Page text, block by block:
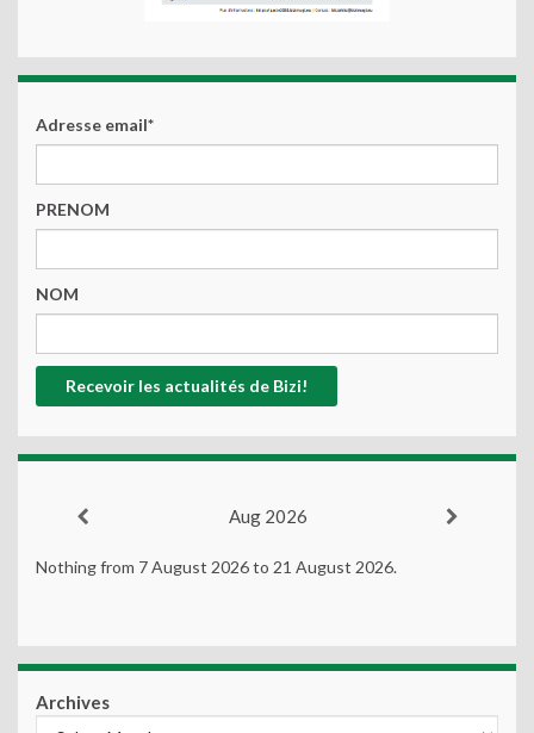
Adresse email*
PRENOM
NOM
Aug 2026
Nothing from 7 August 2026 to 21 August 2026.
Archives